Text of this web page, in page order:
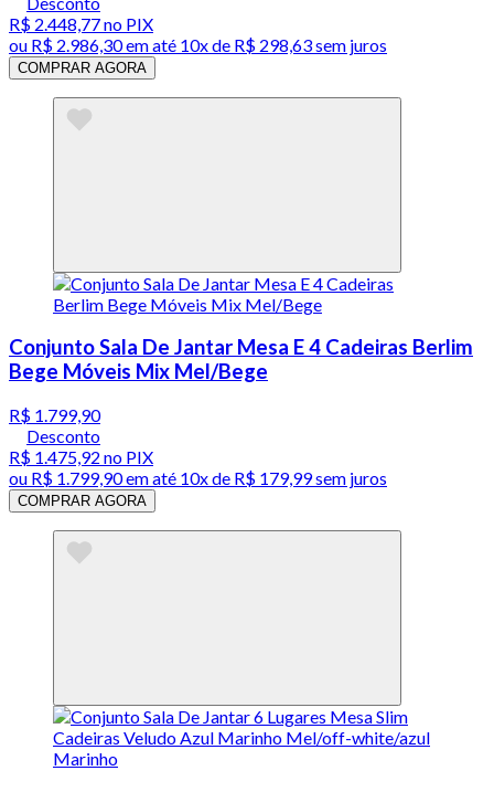
R$ 2.448,77no PIX
ou R$ 2.986,30em até 10x de R$ 298,63 sem juros
COMPRAR AGORA
Conjunto Sala De Jantar Mesa E 4 Cadeiras Berlim
Bege Móveis Mix Mel/Bege
R$ 1.799,90
Desconto
R$ 1.475,92 no PIX
ou R$ 1.799,90em até 10x de R$ 179,99 sem juros
COMPRAR AGORA